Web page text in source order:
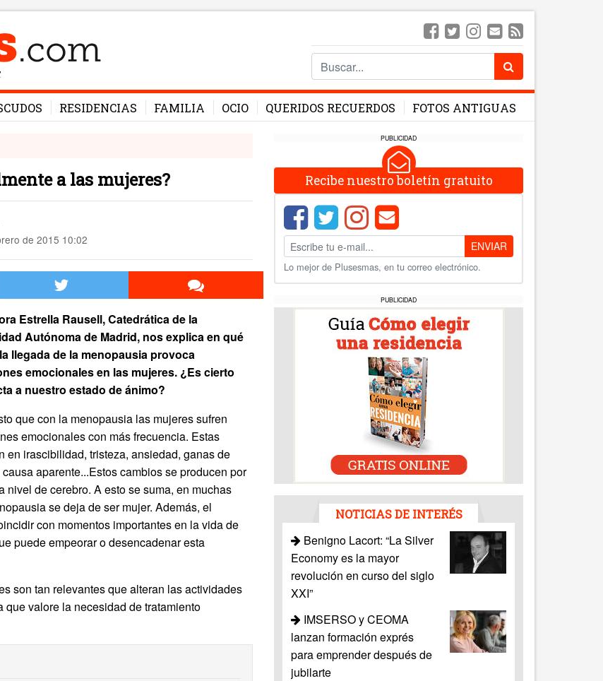
RESIDENCIAS FAMILIA OCIO QUERIDOS RECUERDOS FOTOS ANTIGUAS
a las mujeres?
de 2015 10:02
Estrella Rausell, Catedrática de la
Autónoma de Madrid, nos explica en qué
llegada de la menopausia provoca
emocionales en las mujeres. ¿Es cierto
a nuestro estado de ánimo?
que con la menopausia las mujeres sufren
emocionales con más frecuencia. Estas
en irascibilidad, tristeza, ansiedad, ganas de
aparente...Estos cambios se producen por
de cerebro. A esto se suma, en muchas
se deja de ser mujer. Además, el
con momentos importantes en la vida de
puede empeorar o desencadenar esta
son tan relevantes que alteran las actividades
valore la necesidad de tratamiento
PUBLICIDAD
Recibe nuestro boletín gratuito
ENVIAR
Lo mejor de Plusesmas, en tu correo electrónico.
PUBLICIDAD
NOTICIAS DE INTERÉS
Benigno Lacort: “La Silver
Economy es la mayor
revolución en curso del siglo
XXI”
IMSERSO y CEOMA
lanzan formación exprés
para emprender después de
jubilarte